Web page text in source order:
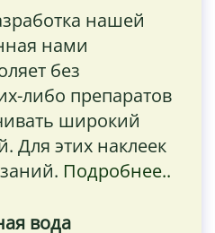
нашей
нами
без
либо препаратов
широкий
Для этих наклеек
Подробнее..
вода